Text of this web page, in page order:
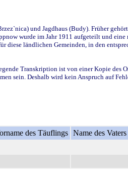
und Jagdhaus (Budy). Früher
wurde im Jahr 1911 aufgeteilt und
ländlichen Gemeinden, in den
Transkription ist von einer Kopie des
sein. Deshalb wird kein Anspruch auf
des Täuflings Name des Vaters